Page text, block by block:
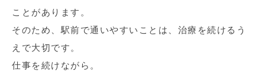
ことがあります。
そのため、駅前で通いやすいことは、治療を続けるう
えで大切です。
仕事を続けながら。